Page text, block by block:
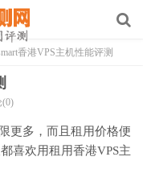
香港VPS主机性能评测
(0)
更多，而且租用价格便
喜欢用租用香港VPS主